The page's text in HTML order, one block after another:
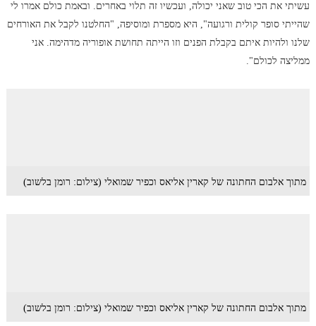
עשיתי את הכי טוב שאני יכולה, ועכשיו זה תלוי באחרים. ובאמת כולם אמרו לי
שהייתי סופר קולית ורגועה", היא מספרת ומוסיפה, "החלטנו לקבל את האורחים
שלנו ולהיות איתם בקבלת הפנים וזו הייתה תחושת אופוריה מדהימה. אני
ממליצה לכולם".
מתוך אלבום החתונה של קארין אליאס וכפיר שמואלי (צילום: רומן בלשוב)
מתוך אלבום החתונה של קארין אליאס וכפיר שמואלי (צילום: רומן בלשוב)